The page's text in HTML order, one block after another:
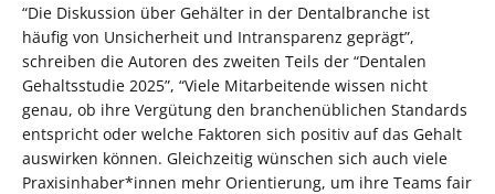
“Die Diskussion über Gehälter in der Dentalbranche ist
häufig von Unsicherheit und Intransparenz geprägt”,
schreiben die Autoren des zweiten Teils der “Dentalen
Gehaltsstudie 2025”, “Viele Mitarbeitende wissen nicht
genau, ob ihre Vergütung den branchenüblichen Standards
entspricht oder welche Faktoren sich positiv auf das Gehalt
auswirken können. Gleichzeitig wünschen sich auch viele
Praxisinhaber*innen mehr Orientierung, um ihre Teams fair